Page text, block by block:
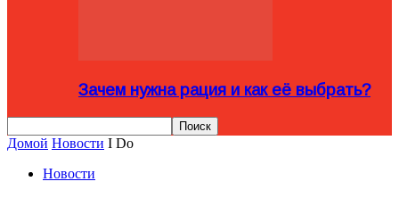
Зачем нужна рация и как её выбрать?
Домой Новости I Do
Новости